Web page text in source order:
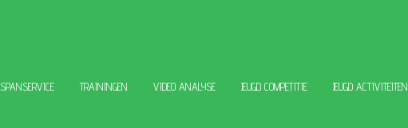
TRAININGEN VIDEO ANALYSE JEUGD COMPETITIE JEUGD ACTIVITEITEN